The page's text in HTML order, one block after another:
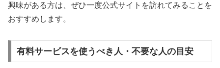
興味がある方は、ぜひ一度公式サイトを訪れてみることを
おすすめします。
有料サービスを使うべき人・不要な人の目安